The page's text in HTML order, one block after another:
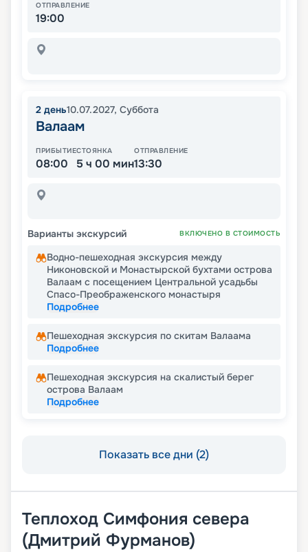
ОТПРАВЛЕНИЕ
19:00
2 день10.07.2027, Суббота
Валаам
ПРИБЫТИЕ
08:00
СТОЯНКА
5 ч 00 мин
ОТПРАВЛЕНИЕ
13:30
Варианты экскурсий ВКЛЮЧЕНО В СТОИМОСТЬ
Водно-пешеходная экскурсия между
Никоновской и Монастырской бухтами острова
Валаам с посещением Центральной усадьбы
Спасо-Преображенского монастыря
Подробнее
Пешеходная экскурсия по скитам Валаама
Подробнее
Пешеходная экскурсия на скалистый берег
острова Валаам
Подробнее
Показать все дни (2)
Теплоход Симфония севера
(Дмитрий Фурманов)